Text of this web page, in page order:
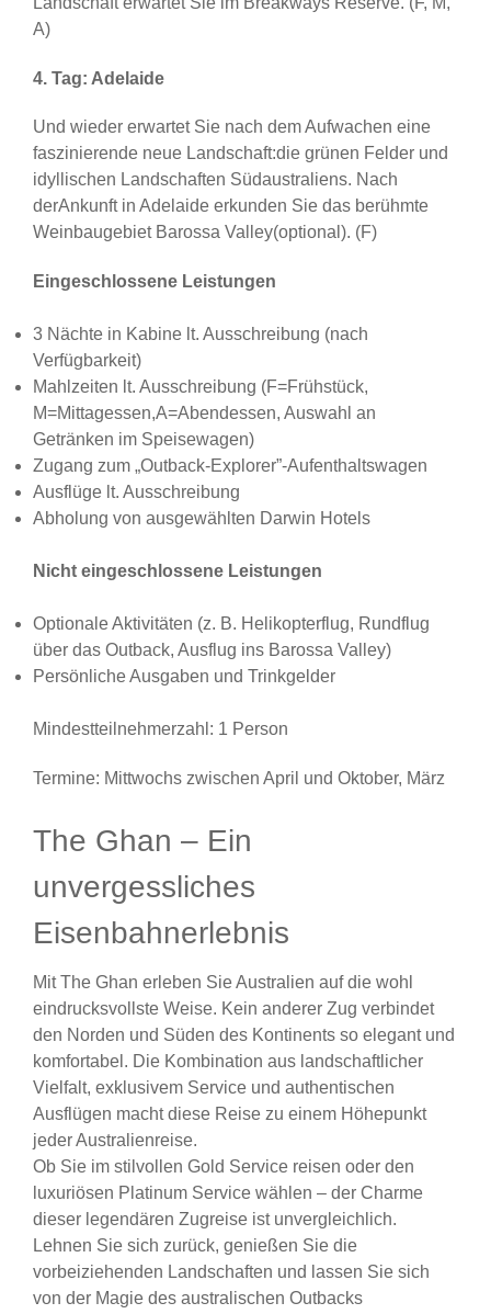
A)
4. Tag: Adelaide
Und wieder erwartet Sie nach dem Aufwachen eine
faszinierende neue Landschaft:die grünen Felder und
idyllischen Landschaften Südaustraliens. Nach
derAnkunft in Adelaide erkunden Sie das berühmte
Weinbaugebiet Barossa Valley(optional). (F)
Eingeschlossene Leistungen
3 Nächte in Kabine lt. Ausschreibung (nach
Verfügbarkeit)
Mahlzeiten lt. Ausschreibung (F=Frühstück,
M=Mittagessen,A=Abendessen, Auswahl an
Getränken im Speisewagen)
Zugang zum „Outback-Explorer”-Aufenthaltswagen
Ausflüge lt. Ausschreibung
Abholung von ausgewählten Darwin Hotels
Nicht eingeschlossene Leistungen
Optionale Aktivitäten (z. B. Helikopterflug, Rundflug
über das Outback, Ausflug ins Barossa Valley)
Persönliche Ausgaben und Trinkgelder
Mindestteilnehmerzahl: 1 Person
Termine: Mittwochs zwischen April und Oktober, März
The Ghan – Ein
unvergessliches
Eisenbahnerlebnis
Mit The Ghan erleben Sie Australien auf die wohl
eindrucksvollste Weise. Kein anderer Zug verbindet
den Norden und Süden des Kontinents so elegant und
komfortabel. Die Kombination aus landschaftlicher
Vielfalt, exklusivem Service und authentischen
Ausflügen macht diese Reise zu einem Höhepunkt
jeder Australienreise.
Ob Sie im stilvollen Gold Service reisen oder den
luxuriösen Platinum Service wählen – der Charme
dieser legendären Zugreise ist unvergleichlich.
Lehnen Sie sich zurück, genießen Sie die
vorbeiziehenden Landschaften und lassen Sie sich
von der Magie des australischen Outbacks